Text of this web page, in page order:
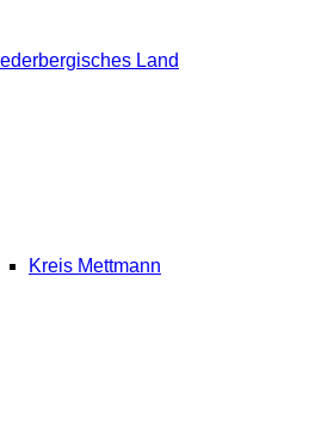
Land
Kreis Mettmann